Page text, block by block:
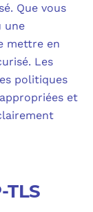
Que vous
une
mettre en
Les
politiques
et